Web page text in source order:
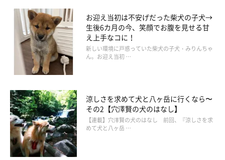
お迎え当初は不安げだった柴犬の子犬→
生後6カ月の今、笑顔でお腹を見せる甘
え上手なコに！
新しい環境に戸惑っていた柴犬の子犬・みりんちゃ
ん。お迎え当初 …
涼しさを求めて犬と八ヶ岳に行くなら〜
その2【穴澤賢の犬のはなし】
【連載】穴澤賢の犬のはなし 前回、『涼しさを求
めて犬と八ヶ岳 …